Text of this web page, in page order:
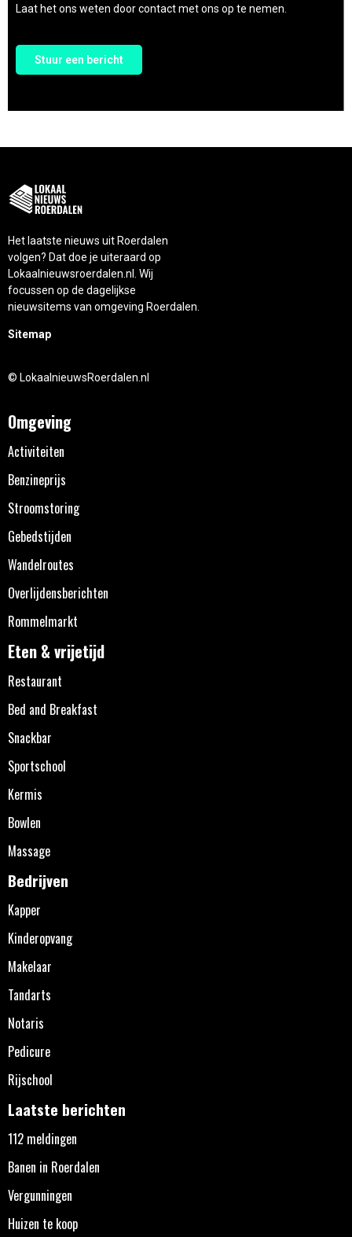
Laat het ons weten door contact met ons op te nemen.
Stuur een bericht
Het laatste nieuws uit Roerdalen
volgen? Dat doe je uiteraard op
Lokaalnieuwsroerdalen.nl. Wij
focussen op de dagelijkse
nieuwsitems van omgeving Roerdalen.
Sitemap
© LokaalnieuwsRoerdalen.nl
Omgeving
Activiteiten
Benzineprijs
Stroomstoring
Gebedstijden
Wandelroutes
Overlijdensberichten
Rommelmarkt
Eten & vrijetijd
Restaurant
Bed and Breakfast
Snackbar
Sportschool
Kermis
Bowlen
Massage
Bedrijven
Kapper
Kinderopvang
Makelaar
Tandarts
Notaris
Pedicure
Rijschool
Laatste berichten
112 meldingen
Banen in Roerdalen
Vergunningen
Huizen te koop